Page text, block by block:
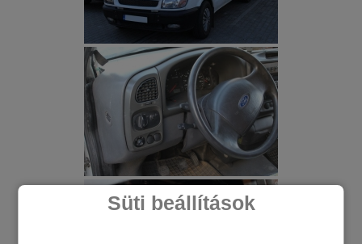
Süti beállítások